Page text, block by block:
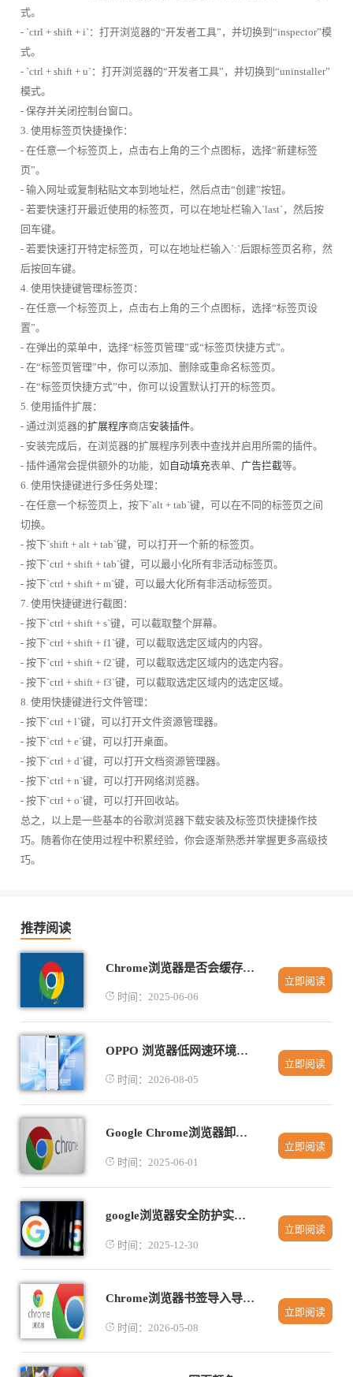
式。
- `ctrl + shift + i`：打开浏览器的“开发者工具”，并切换到“inspector”模
式。
- `ctrl + shift + u`：打开浏览器的“开发者工具”，并切换到“uninstaller”
模式。
- 保存并关闭控制台窗口。
3. 使用标签页快捷操作：
- 在任意一个标签页上，点击右上角的三个点图标，选择“新建标签
页”。
- 输入网址或复制粘贴文本到地址栏，然后点击“创建”按钮。
- 若要快速打开最近使用的标签页，可以在地址栏输入`last`，然后按
回车键。
- 若要快速打开特定标签页，可以在地址栏输入`:`后跟标签页名称，然
后按回车键。
4. 使用快捷键管理标签页：
- 在任意一个标签页上，点击右上角的三个点图标，选择“标签页设
置”。
- 在弹出的菜单中，选择“标签页管理”或“标签页快捷方式”。
- 在“标签页管理”中，你可以添加、删除或重命名标签页。
- 在“标签页快捷方式”中，你可以设置默认打开的标签页。
5. 使用插件扩展：
- 通过浏览器的扩展程序商店安装插件。
- 安装完成后，在浏览器的扩展程序列表中查找并启用所需的插件。
- 插件通常会提供额外的功能，如 自动填充表单、 广告拦截等。
6. 使用快捷键进行多任务处理：
- 在任意一个标签页上，按下`alt + tab`键，可以在不同的标签页之间
切换。
- 按下`shift + alt + tab`键，可以打开一个新的标签页。
- 按下`ctrl + shift + tab`键，可以最小化所有非活动标签页。
- 按下`ctrl + shift + m`键，可以最大化所有非活动标签页。
7. 使用快捷键进行截图：
- 按下`ctrl + shift + s`键，可以截取整个屏幕。
- 按下`ctrl + shift + f1`键，可以截取选定区域内的内容。
- 按下`ctrl + shift + f2`键，可以截取选定区域内的选定内容。
- 按下`ctrl + shift + f3`键，可以截取选定区域内的选定区域。
8. 使用快捷键进行文件管理：
- 按下`ctrl + l`键，可以打开文件资源管理器。
- 按下`ctrl + e`键，可以打开桌面。
- 按下`ctrl + d`键，可以打开文档资源管理器。
- 按下`ctrl + n`键，可以打开网络浏览器。
- 按下`ctrl + o`键，可以打开回收站。
总之，以上是一些基本的谷歌浏览器下载安装及标签页快捷操作技
巧。随着你在使用过程中积累经验，你会逐渐熟悉并掌握更多高级技
巧。
推荐阅读
Chrome浏览器是否会缓存插件图标文件
时间：2025-06-06
立即阅读
OPPO 浏览器低网速环境稳定浏览网页设置方法
时间：2026-08-05
立即阅读
Google Chrome浏览器卸载与清除缓存的有效方法
时间：2025-06-01
立即阅读
google浏览器安全防护实践指南
时间：2025-12-30
立即阅读
Chrome浏览器书签导入导出及分类管理操作全流程教程
时间：2026-05-08
立即阅读